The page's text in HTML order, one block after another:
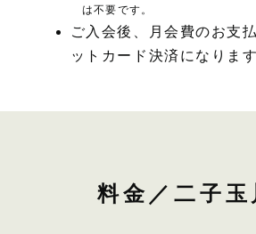
は不要です。
ご入会後、月会費のお支
ットカード決済になります
料金／二子玉